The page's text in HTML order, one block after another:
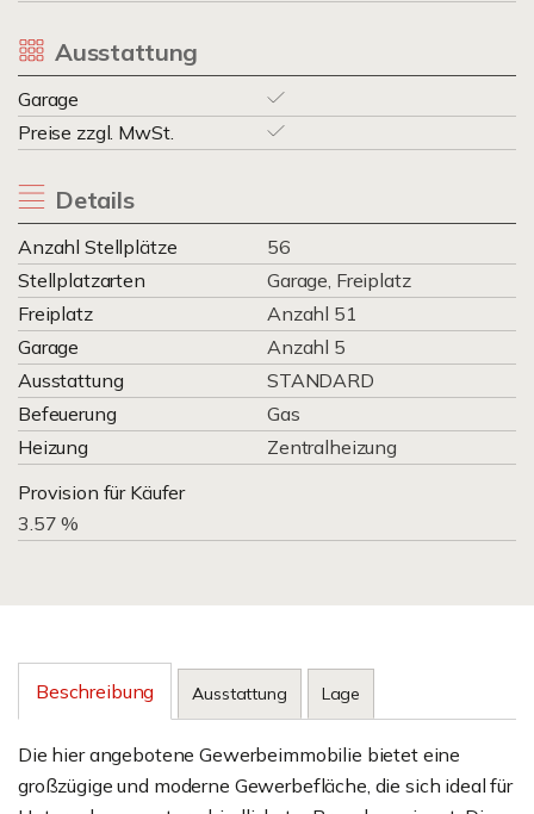
Ausstattung
Garage
Preise zzgl. MwSt.
Details
Anzahl Stellplätze
56
Stellplatzarten
Garage, Freiplatz
Freiplatz
Anzahl 51
Garage
Anzahl 5
Ausstattung
STANDARD
Befeuerung
Gas
Heizung
Zentralheizung
Provision für Käufer
3.57 %
Beschreibung Ausstattung Lage
Die hier angebotene Gewerbeimmobilie bietet eine
großzügige und moderne Gewerbefläche, die sich ideal für